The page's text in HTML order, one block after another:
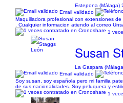
Estepona (Málaga)
Email validado
Maquilladora profesional con extensiones
. Cualquier informacion atiendo al correo
1
Susan
La Gaspara
Email validado
Soy susan, soy española pero mi familia
de sus nacionalidades. Soy peluquera y
1